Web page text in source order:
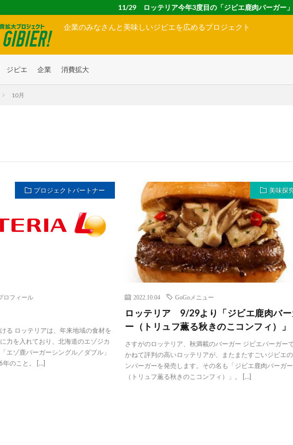
11/29 ロッテリア今年3度目の「ジビエ鹿肉バーガー」
企業のみなさんと美味しいジビエを広めるプロジェクト
ジビエ 企業 消費拡大
10月
プロジェクトパートナー
ロフィール
る ロッテリアは、年来地域の食材を
力を入れており、北海道のエゾジカ
エゾ鹿バーガーシングル／ダブル」
年のこと。 […]
美味探
2022.10.04 GoGoメニュー
ロッテリア 9/29より「ジビエ鹿肉バ
ー（トリュフ薫る秋きのこコンフィ）」
さすがのロッテリア、秋満載のバーガー ジビエバーガー
かねて評判の高いロッテリアが、またまたすごいジビエ
ンバーガーを発売します。その名も「ジビエ鹿肉バーガー
（トリュフ薫る秋きのこコンフィ）」。 […]